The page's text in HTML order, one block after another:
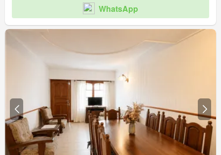
WhatsApp